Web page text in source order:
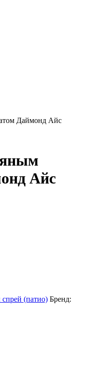
Даймонд Айс
Айс
спрей (патио) Бренд: